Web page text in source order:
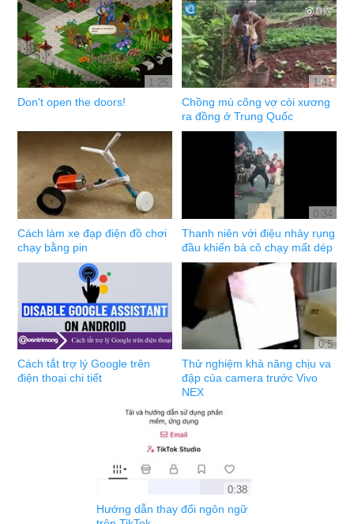
1:25
Don't open the doors!
1:41
Chồng mù cõng vợ còi xương
ra đồng ở Trung Quốc
Cách làm xe đạp điện đồ chơi
chạy bằng pin
0:34
Thanh niên với điệu nhảy rụng
đầu khiến bà cô chạy mất dép
Cách tắt trợ lý Google trên
điện thoại chi tiết
0:5
Thử nghiệm khả năng chịu va
đập của camera trước Vivo
NEX
0:38
Hướng dẫn thay đổi ngôn ngữ